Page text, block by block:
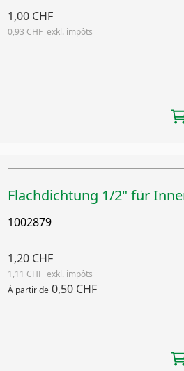
1,00 CHF
0,93 CHF
Flachdichtung 1/2" für
1002879
1,20 CHF
1,11 CHF
À partir de 0,50 CHF